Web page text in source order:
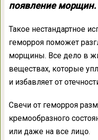
появление морщин.
Такое нестандартное
геморроя поможет
морщины. Все дело в
веществах, которые
и избавляет от
Свечи от геморроя
кремообразного
или даже на все лицо.